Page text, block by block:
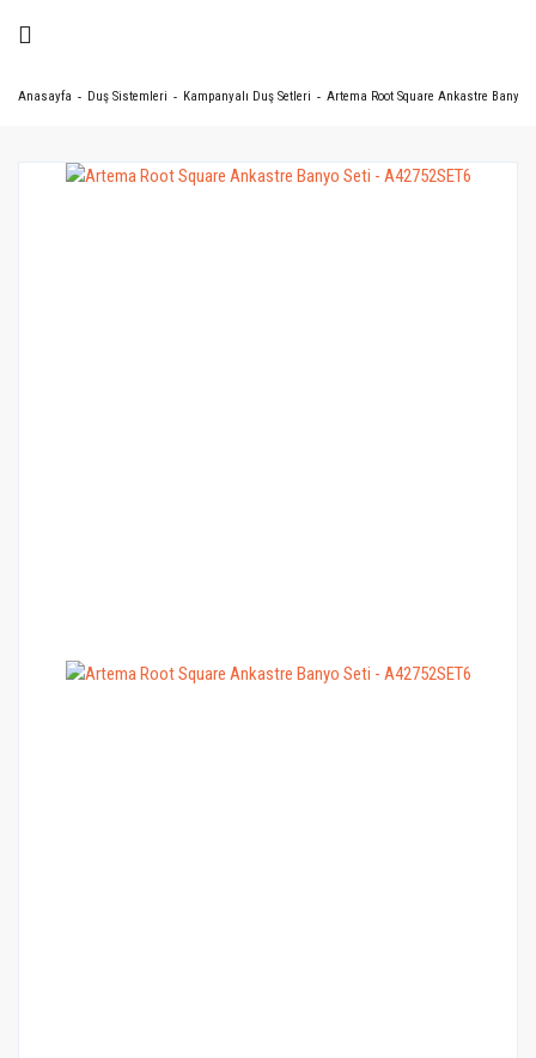
Anasayfa Duş Sistemleri Kampanyalı Duş Setleri Artema Root Square Ankastre Banyo